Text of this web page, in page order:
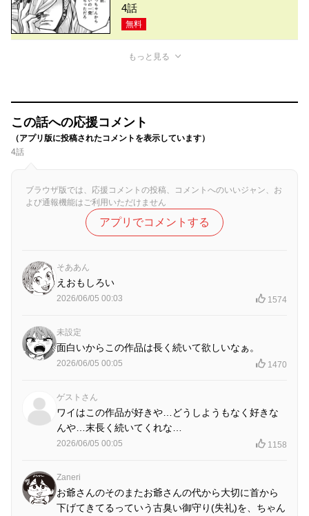
4話
無料
もっと見る
この話への応援コメント
（アプリ版に投稿されたコメントを表示しています）
4話
ブラウザ版では、応援コメントの投稿、コメントへのいいジャン、お
よび通報機能はご利用いただけません
アプリでコメントする
そああん
えおもしろい
2026/06/05 00:03 1574
未設定
面白いからこの作品は長く続いて欲しいなぁ。
2026/06/05 00:05 1470
ゲストさん
ワイはこの作品が好きや…どうしようもなく好きな
んや…末長く続いてくれな…
2026/06/05 00:05 1158
Zaneri
お爺さんのそのまたお爺さんの代から大切に首から
下げてきてるっていう古臭い御守り(失礼)を、ちゃん